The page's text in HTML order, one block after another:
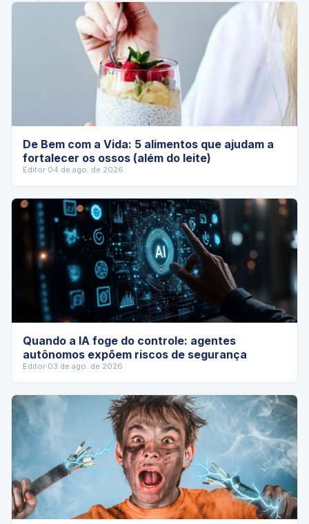
De Bem com a Vida: 5 alimentos que ajudam a
fortalecer os ossos (além do leite)
Editor·04 de ago. de 2026
Quando a IA foge do controle: agentes
autônomos expõem riscos de segurança
Editor·03 de ago. de 2026